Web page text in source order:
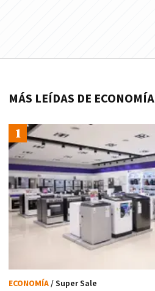
MÁS LEÍDAS DE ECONOMÍA
ECONOMÍA/ Super Sale